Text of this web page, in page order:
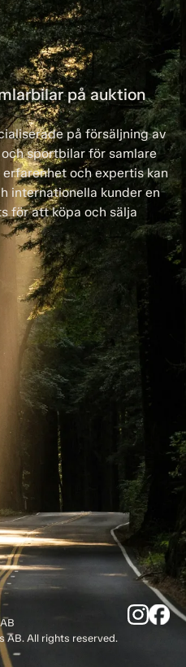
på auktion
på försäljning av
sportbilar för samlare
och expertis kan
internationella kunder en
för att köpa och sälja
AB. All rights reserved.